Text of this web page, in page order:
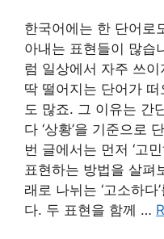
한국어에는 한 단어로
아내는 표현들이 많습
럼 일상에서 자주 쓰
딱 떨어지는 단어가
도 많죠. 그 이유는 간
다 ‘상황’을 기준으로
번 글에서는 먼저 ‘고
표현하는 방법을 살펴
래로 나뉘는 ‘고소하
다. 두 표현을 함께 …